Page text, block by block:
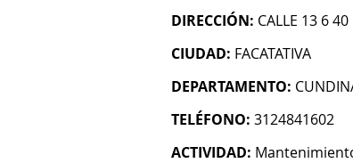
DIRECCIÓN: CALLE 13 6 40
CIUDAD: FACATATIVA
DEPARTAMENTO:
TELÉFONO: 3124841602
ACTIVIDAD: